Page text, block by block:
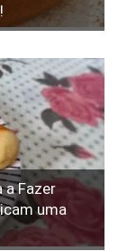
a Fazer
uma